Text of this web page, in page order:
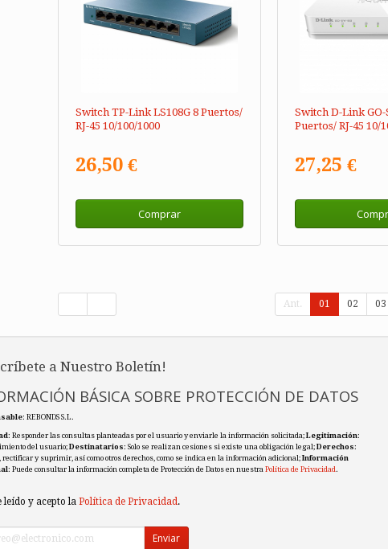
Switch TP-Link LS108G 8 Puertos/
RJ-45 10/100/1000
26,50 €
Comprar
Switch D-Link GO-
Puertos/ RJ-45 10/
27,25 €
Ant. 01 02 03
a Nuestro Boletín!
BÁSICA SOBRE PROTECCIÓN DE DATOS
: REBONDS S.L.
: Responder las consultas planteadas por el usuario y enviarle la información solicitada;Legitimación:
del usuario;Destinatarios: Solo se realizan cesiones si existe una obligación legal;Derechos:
rectificar y suprimir, así como otros derechos, como se indica en la información adicional;Información
: Puede consultar la información completa de Protección de Datos en nuestra Política de Privacidad.
leído y acepto la Política de Privacidad.
Enviar